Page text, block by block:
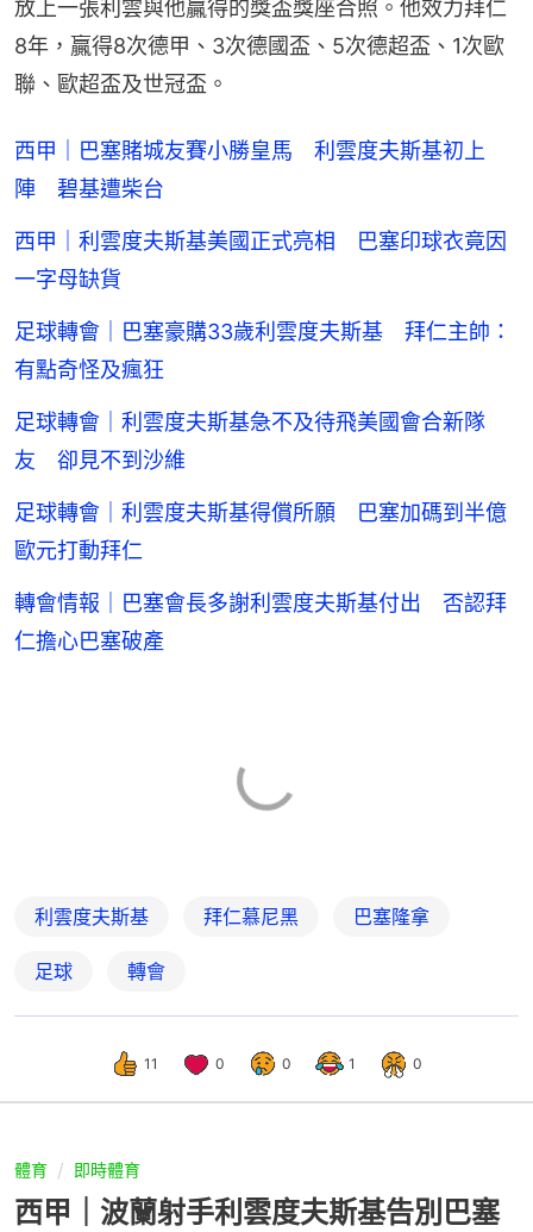
放上一張利雲與他贏得的獎盃獎座合照。他效力拜仁
8年，贏得8次德甲、3次德國盃、5次德超盃、1次歐
聯、歐超盃及世冠盃。
西甲｜巴塞賭城友賽小勝皇馬 利雲度夫斯基初上
陣 碧基遭柴台
西甲｜利雲度夫斯基美國正式亮相 巴塞印球衣竟因
一字母缺貨
足球轉會｜巴塞豪購33歲利雲度夫斯基 拜仁主帥：
有點奇怪及瘋狂
足球轉會｜利雲度夫斯基急不及待飛美國會合新隊
友 卻見不到沙維
足球轉會｜利雲度夫斯基得償所願 巴塞加碼到半億
歐元打動拜仁
轉會情報｜巴塞會長多謝利雲度夫斯基付出 否認拜
仁擔心巴塞破產
利雲度夫斯基 拜仁慕尼黑 巴塞隆拿
足球 轉會
11 0 0 1 0
體育 即時體育
西甲｜波蘭射手利雲度夫斯基告別巴塞